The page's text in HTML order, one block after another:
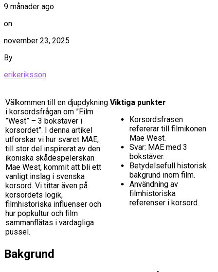
9 månader ago
on
november 23, 2025
By
erikeriksson
Välkommen till en djupdykning
i korsordsfrågan om ”Film
”West” – 3 bokstäver i
korsordet”. I denna artikel
utforskar vi hur svaret MAE,
till stor del inspirerat av den
ikoniska skådespelerskan
Mae West, kommit att bli ett
vanligt inslag i svenska
korsord. Vi tittar även på
korsordets logik,
filmhistoriska influenser och
hur popkultur och film
sammanflätas i vardagliga
pussel.
Viktiga punkter
Korsordsfrasen
refererar till filmikonen
Mae West.
Svar: MAE med 3
bokstäver.
Betydelsefull historisk
bakgrund inom film.
Användning av
filmhistoriska
referenser i korsord.
Bakgrund